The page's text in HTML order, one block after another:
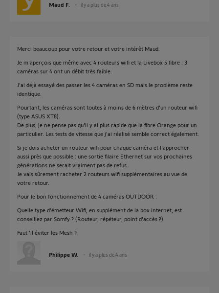
Maud F. il y a plus de 4 ans
Merci beaucoup pour votre retour et votre intérêt Maud.
Je m'aperçois que même avec 4 routeurs wifi et la Livebox 5 fibre : 3
caméras sur 4 ont un débit très faible.
J’ai déjà essayé des passer les 4 caméras en SD mais le problème reste
identique.
Pourtant, les caméras sont toutes à moins de 6 mètres d'un routeur wifi
(type ASUS XT8).
De plus, je ne pense pas qu'il y ai plus rapide que la fibre Orange pour un
particulier. Les tests de vitesse que j'ai réalisé semble correct également.
Si je dois acheter un routeur wifi pour chaque caméra et l’approcher
aussi près que possible : une sortie filaire Ethernet sur vos prochaines
générations ne serait vraiment pas de refus.
Je vais sûrement racheter 2 routeurs wifi supplémentaires au vue de
votre retour.
Pour le bon fonctionnement de 4 caméras OUTDOOR :
Quelle type d’émetteur Wifi, en supplément de la box internet, est
conseillez par Somfy ? (Routeur, répéteur, point d'accès ?)
Faut ’il éviter les Mesh ?
Philippe W. il y a plus de 4 ans